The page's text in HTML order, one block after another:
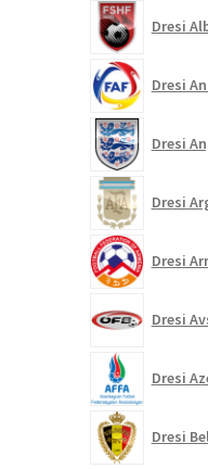
Dresi
Dresi
Dresi
Dresi
Dresi
Dresi
Dresi
Dresi